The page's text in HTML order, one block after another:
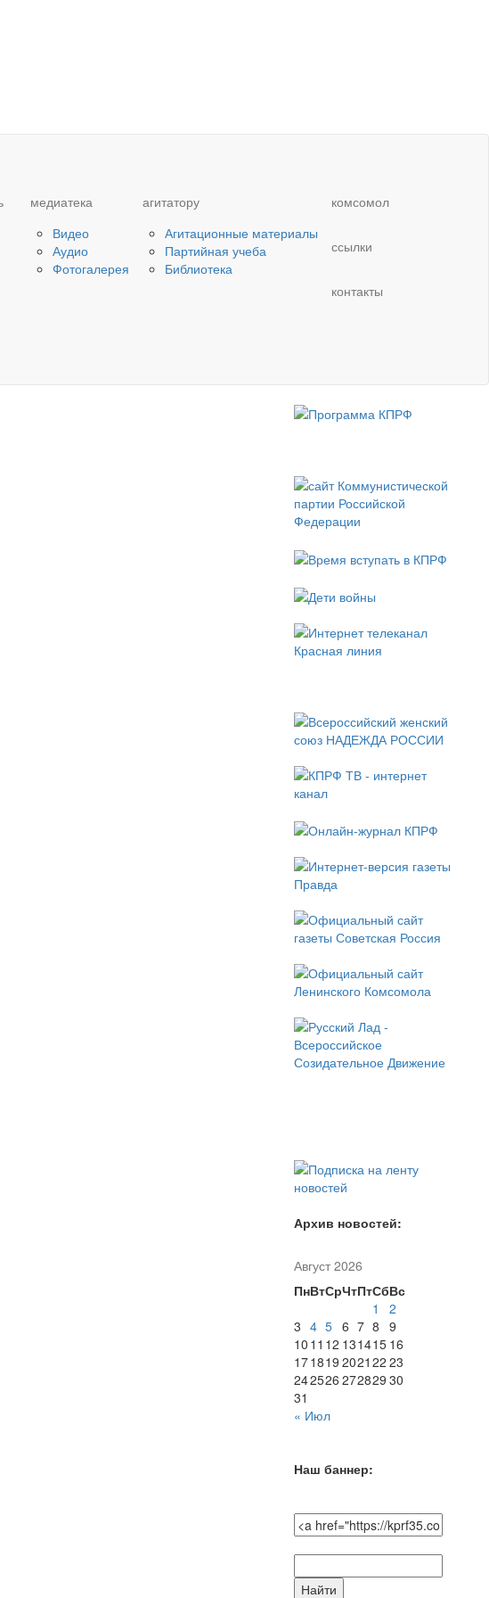
медиатека
Видео
Аудио
Фотогалерея
агитатору
Агитационные материалы
Партийная учеба
Библиотека
комсомол
ссылки
контакты
Архив новостей:
Август 2026
ПнВтСрЧтПтСбВс
1
2
3 4 5 6 7 8 9
10 11 12 131415 16
171819 2021 22 23
242526 272829 30
31
« Июл
Наш баннер:
по